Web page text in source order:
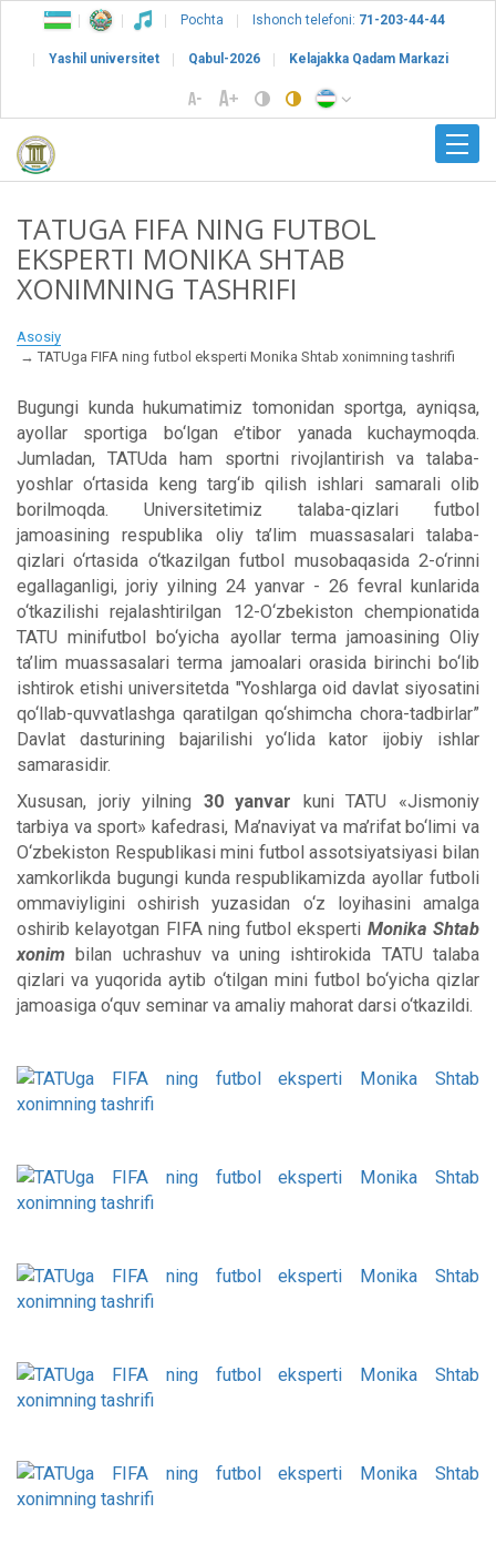
Pochta Ishonch telefoni: 71-203-44-44
Yashil universitet Qabul-2026 Kelajakka Qadam Markazi
TATUGA FIFA NING FUTBOL
EKSPERTI MONIKA SHTAB
XONIMNING TASHRIFI
Asosiy
TATUga FIFA ning futbol eksperti Monika Shtab xonimning tashrifi
Bugungi kunda hukumatimiz tomonidan sportga, ayniqsa,
ayollar sportiga bo‘lgan e’tibor yanada kuchaymoqda.
Jumladan, TATUda ham sportni rivojlantirish va talaba-
yoshlar o‘rtasida keng targ‘ib qilish ishlari samarali olib
borilmoqda. Universitetimiz talaba-qizlari futbol
jamoasining respublika oliy ta’lim muassasalari talaba-
qizlari o‘rtasida o‘tkazilgan futbol musobaqasida 2-o‘rinni
egallaganligi, joriy yilning 24 yanvar - 26 fevral kunlarida
o‘tkazilishi rejalashtirilgan 12-O‘zbekiston chempionatida
TATU minifutbol bo‘yicha ayollar terma jamoasining Oliy
ta’lim muassasalari terma jamoalari orasida birinchi bo‘lib
ishtirok etishi universitetda "Yoshlarga oid davlat siyosatini
qo‘llab-quvvatlashga qaratilgan qo‘shimcha chora-tadbirlar”
Davlat dasturining bajarilishi yo‘lida kator ijobiy ishlar
samarasidir.
Xususan, joriy yilning 30 yanvar kuni TATU «Jismoniy
tarbiya va sport» kafedrasi, Ma’naviyat va ma’rifat bo‘limi va
O‘zbekiston Respublikasi mini futbol assotsiyatsiyasi bilan
xamkorlikda bugungi kunda respublikamizda ayollar futboli
ommaviyligini oshirish yuzasidan o‘z loyihasini amalga
oshirib kelayotgan FIFA ning futbol eksperti Monika Shtab
xonim bilan uchrashuv va uning ishtirokida TATU talaba
qizlari va yuqorida aytib o‘tilgan mini futbol bo‘yicha qizlar
jamoasiga o‘quv seminar va amaliy mahorat darsi o‘tkazildi.